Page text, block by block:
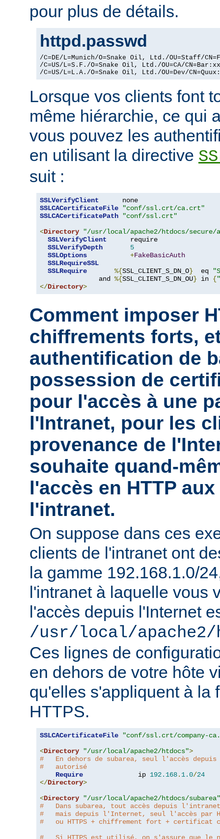
pour plus de détails.
httpd.passwd
/C=DE/L=Munich/O=Snake Oil, Ltd./OU=Staff/
/C=US/L=S.F./O=Snake Oil, Ltd./OU=CA/
/C=US/L=L.A./O=Snake Oil, Ltd./OU=Dev/
Lorsque vos clients font
même hiérarchie, ce qui
vous pouvez les
en utilisant la directive
suit :
SSLVerifyClient
SSLCACertificateFile
"conf/ssl.crt/ca.crt"
SSLCACertificatePath
"conf/ssl.crt"
<Directory
"/usr/local/apache2/htdocs/secure/
SSLVerifyClient
      require
SSLVerifyDepth
5
SSLOptions
+FakeBasicAuth
SSLRequireSSL
SSLRequire
%{SSL_CLIENT_S_DN_O}
  eq
               and
%{SSL_CLIENT_S_DN_OU} in {
</Directory>
Comment imposer
chiffrements forts,
authentification de
possession de
pour l'accès à une
l'Intranet, pour les
provenance de
souhaite quand-
l'accès en HTTP
l'intranet.
On suppose dans ces
clients de l'intranet ont
la gamme 192.168.1.0/
l'intranet à laquelle vous
l'accès depuis l'Internet
/usr/local/apache2/
Ces lignes de
en dehors de votre hôte
qu'elles s'appliquent à la
HTTPS.
SSLCACertificateFile
"conf/ssl.crt/company-
<Directory "/usr/local/apache2/htdocs">
#   En dehors de subarea, seul l'accès
#   autorisé
Require
              ip
192.168. 1.0/24
</Directory>
<Directory
"/usr/local/apache2/htdocs/subarea"
#   Dans subarea, tout accès depuis
#   mais depuis l'Internet, seul l'accès par
#   ou HTTPS + chiffrement fort +